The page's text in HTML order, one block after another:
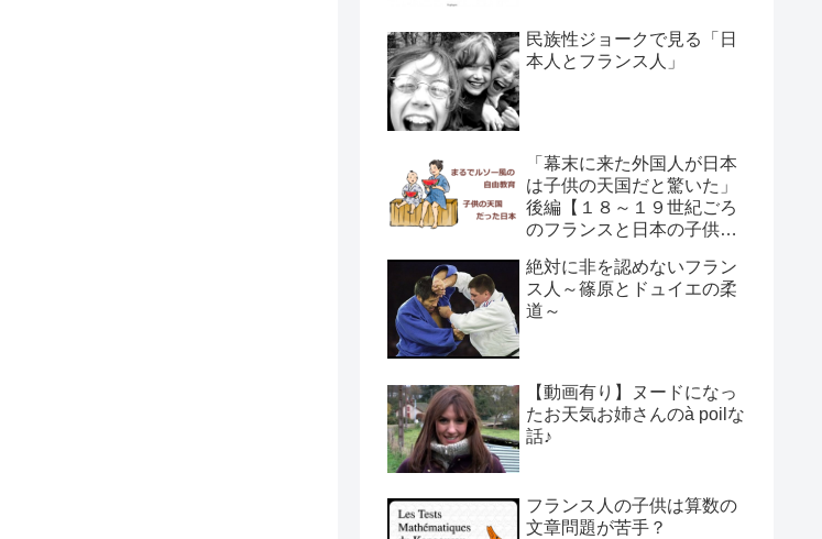
民族性ジョークで見る「日
本人とフランス人」
「幕末に来た外国人が日本
は子供の天国だと驚いた」
後編【１８～１９世紀ごろ
のフランスと日本の子供の
絶対に非を認めないフラン
ス人～篠原とドュイエの柔
道～
【動画有り】ヌードになっ
たお天気お姉さんのà poilな
話♪
フランス人の子供は算数の
文章問題が苦手？